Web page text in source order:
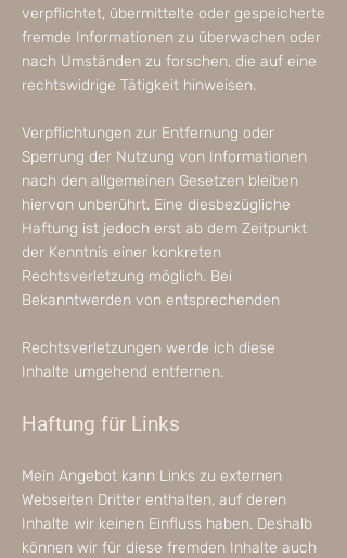
verpflichtet, übermittelte oder gespeicherte
fremde Informationen zu überwachen oder
nach Umständen zu forschen, die auf eine
rechtswidrige Tätigkeit hinweisen.
Verpflichtungen zur Entfernung oder
Sperrung der Nutzung von Informationen
nach den allgemeinen Gesetzen bleiben
hiervon unberührt. Eine diesbezügliche
Haftung ist jedoch erst ab dem Zeitpunkt
der Kenntnis einer konkreten
Rechtsverletzung möglich. Bei
Bekanntwerden von entsprechenden
Rechtsverletzungen werde ich diese
Inhalte umgehend entfernen.
Haftung für Links
Mein Angebot kann Links zu externen
Webseiten Dritter enthalten, auf deren
Inhalte wir keinen Einfluss haben. Deshalb
können wir für diese fremden Inhalte auch